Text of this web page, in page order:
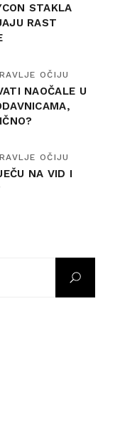
STAKLA
RAST
OČIJU
NAOČALE U
OČIJU
NA VID I